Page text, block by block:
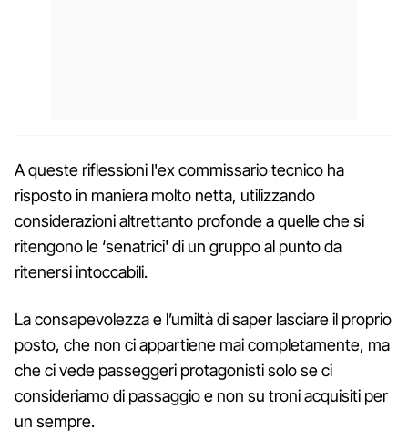
A queste riflessioni l'ex commissario tecnico ha
risposto in maniera molto netta, utilizzando
considerazioni altrettanto profonde a quelle che si
ritengono le ‘senatrici' di un gruppo al punto da
ritenersi intoccabili.
La consapevolezza e l’umiltà di saper lasciare il proprio
posto, che non ci appartiene mai completamente, ma
che ci vede passeggeri protagonisti solo se ci
consideriamo di passaggio e non su troni acquisiti per
un sempre.